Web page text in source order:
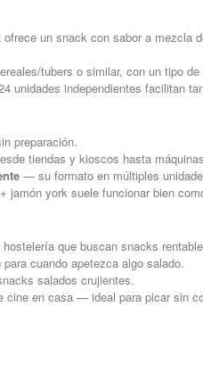
ofrece un snack con sabor a mezcla
tubers o similar, con un tipo
unidades independientes facilitan
preparación.
tiendas y kioscos hasta
— su formato en múltiples
jamón york suele funcionar bien
que buscan snacks
cuando apetezca algo salado.
salados crujientes.
cine en casa — ideal para picar sin